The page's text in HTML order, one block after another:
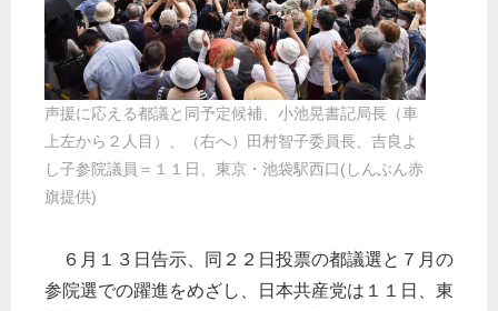
声援に応える都議と同予定候補、小池晃書記局長（車
上左から２人目）、（右へ）田村智子委員長、吉良よ
し子参院議員＝１１日、東京・池袋駅西口(しんぶん赤
旗提供)
６月１３日告示、同２２日投票の都議選と７月の
参院選での躍進をめざし、日本共産党は１１日、東